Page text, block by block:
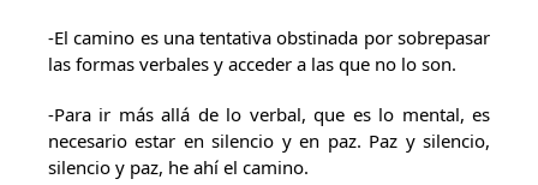
-El camino es una tentativa obstinada por sobrepasar
las formas verbales y acceder a las que no lo son.
-Para ir más allá de lo verbal, que es lo mental, es
necesario estar en silencio y en paz. Paz y silencio,
silencio y paz, he ahí el camino.